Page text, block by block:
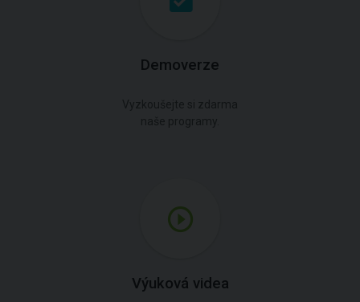
Demoverze
Výuková videa